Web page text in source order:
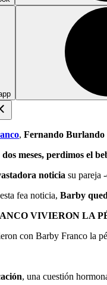
, Fernando Burlando
meses, perdimos el
noticia su pareja
fea noticia, Barby
VIVIERON LA
con Barby Franco la
, una cuestión